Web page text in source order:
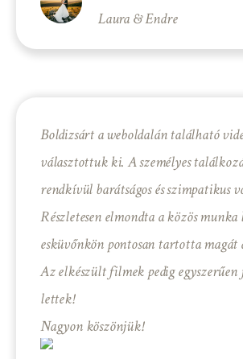
Laura & Endre
Boldizsárt a weboldalán található
választottuk ki. A személyes
rendkívül barátságos és szimpatikus
Részletesen elmondta a közös munka
esküvőnkön pontosan tartotta magát
Az elkészült filmek pedig
lettek!
Nagyon köszönjük!